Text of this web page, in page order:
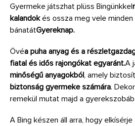
Gyermeke játszhat plüss Bingünkkel
kalandokés ossza meg vele
bánatátGyereknap.
Övéa puha anyag és a
fiatal és idős rajongókat egyaránt.A
minőségű anyagokból, amely
biztonság gyermeke számára.
remekül mutat majd a
A Bing készen áll arra, hogy